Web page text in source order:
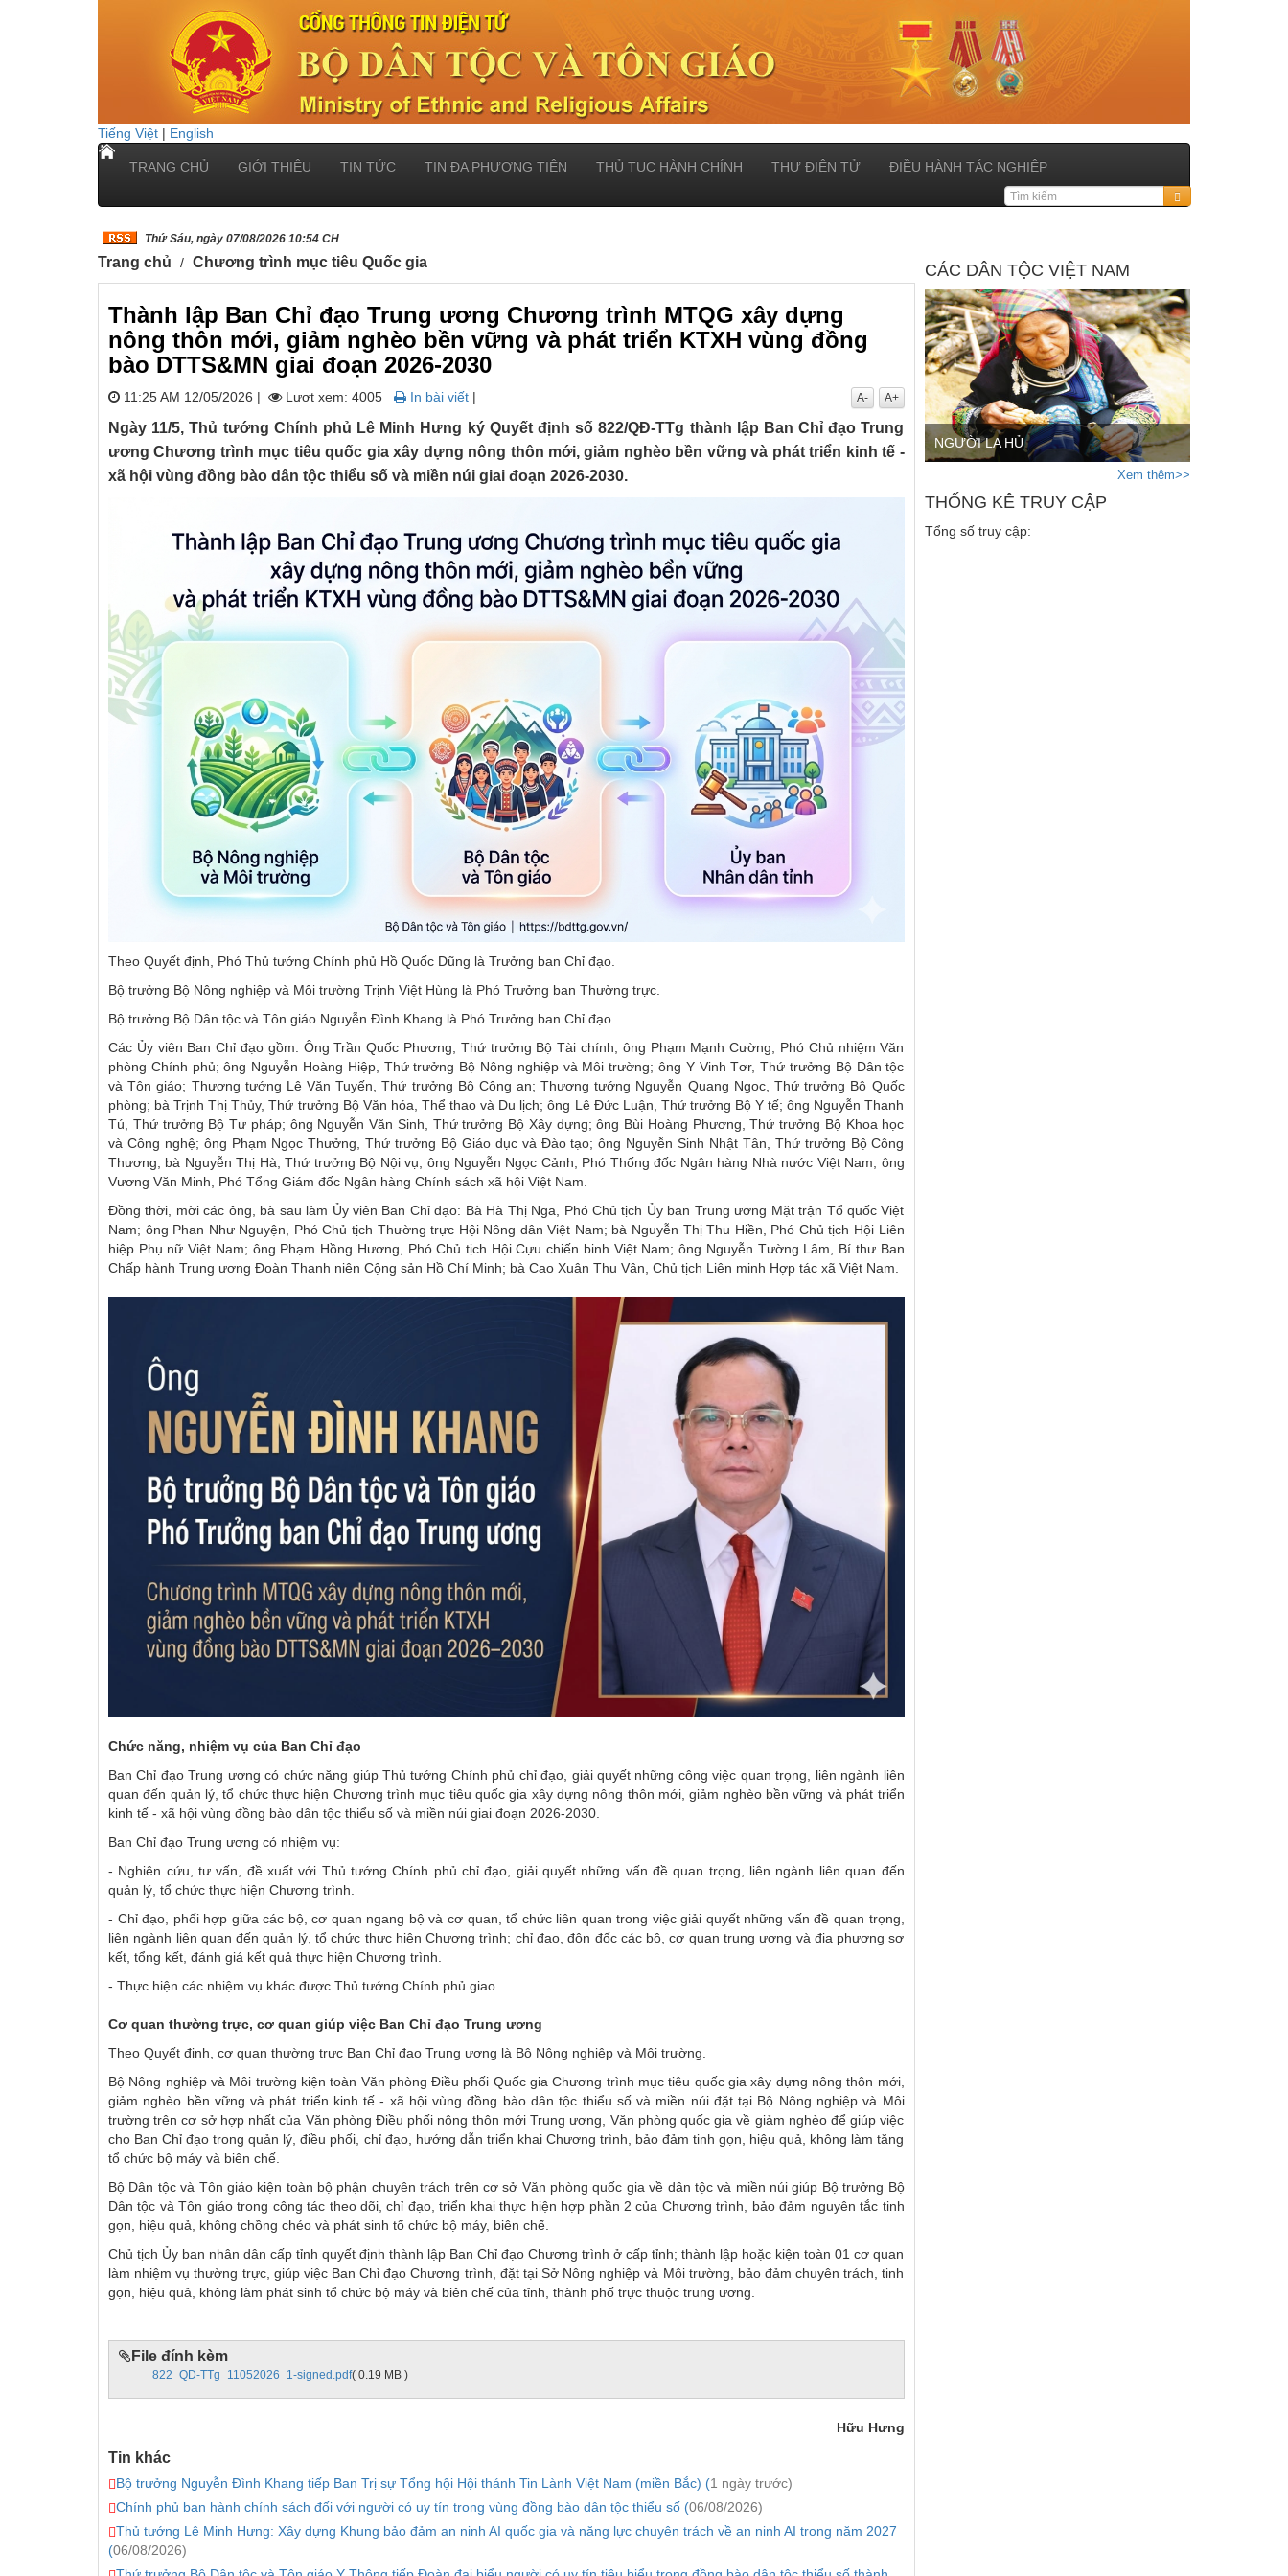
Tiếng Việt | English
TRANG CHỦ GIỚI THIỆU TIN TỨC TIN ĐA PHƯƠNG TIỆN THỦ TỤC HÀNH CHÍNH THƯ ĐIỆN TỬ ĐIỀU HÀNH TÁC NGHIỆP
Thứ Sáu, ngày 07/08/2026 10:54 CH
Trang chủ Chương trình mục tiêu Quốc gia
Thành lập Ban Chỉ đạo Trung ương Chương trình MTQG xây dựng
nông thôn mới, giảm nghèo bền vững và phát triển KTXH vùng đồng
bào DTTS&MN giai đoạn 2026-2030
11:25 AM 12/05/2026 | Lượt xem: 4005 In bài viết | A+
A-
Ngày 11/5, Thủ tướng Chính phủ Lê Minh Hưng ký Quyết định số 822/QĐ-TTg thành lập Ban Chỉ đạo Trung
ương Chương trình mục tiêu quốc gia xây dựng nông thôn mới, giảm nghèo bền vững và phát triển kinh tế -
xã hội vùng đồng bào dân tộc thiểu số và miền núi giai đoạn 2026-2030.
Theo Quyết định, Phó Thủ tướng Chính phủ Hồ Quốc Dũng là Trưởng ban Chỉ đạo.
Bộ trưởng Bộ Nông nghiệp và Môi trường Trịnh Việt Hùng là Phó Trưởng ban Thường trực.
Bộ trưởng Bộ Dân tộc và Tôn giáo Nguyễn Đình Khang là Phó Trưởng ban Chỉ đạo.
Các Ủy viên Ban Chỉ đạo gồm: Ông Trần Quốc Phương, Thứ trưởng Bộ Tài chính; ông Phạm Mạnh Cường, Phó Chủ nhiệm Văn
phòng Chính phủ; ông Nguyễn Hoàng Hiệp, Thứ trưởng Bộ Nông nghiệp và Môi trường; ông Y Vinh Tơr, Thứ trưởng Bộ Dân tộc
và Tôn giáo; Thượng tướng Lê Văn Tuyến, Thứ trưởng Bộ Công an; Thượng tướng Nguyễn Quang Ngọc, Thứ trưởng Bộ Quốc
phòng; bà Trịnh Thị Thủy, Thứ trưởng Bộ Văn hóa, Thể thao và Du lịch; ông Lê Đức Luận, Thứ trưởng Bộ Y tế; ông Nguyễn Thanh
Tú, Thứ trưởng Bộ Tư pháp; ông Nguyễn Văn Sinh, Thứ trưởng Bộ Xây dựng; ông Bùi Hoàng Phương, Thứ trưởng Bộ Khoa học
và Công nghệ; ông Phạm Ngọc Thưởng, Thứ trưởng Bộ Giáo dục và Đào tạo; ông Nguyễn Sinh Nhật Tân, Thứ trưởng Bộ Công
Thương; bà Nguyễn Thị Hà, Thứ trưởng Bộ Nội vụ; ông Nguyễn Ngọc Cảnh, Phó Thống đốc Ngân hàng Nhà nước Việt Nam; ông
Vương Văn Minh, Phó Tổng Giám đốc Ngân hàng Chính sách xã hội Việt Nam.
Đồng thời, mời các ông, bà sau làm Ủy viên Ban Chỉ đạo: Bà Hà Thị Nga, Phó Chủ tịch Ủy ban Trung ương Mặt trận Tổ quốc Việt
Nam; ông Phan Như Nguyện, Phó Chủ tịch Thường trực Hội Nông dân Việt Nam; bà Nguyễn Thị Thu Hiền, Phó Chủ tịch Hội Liên
hiệp Phụ nữ Việt Nam; ông Phạm Hồng Hương, Phó Chủ tịch Hội Cựu chiến binh Việt Nam; ông Nguyễn Tường Lâm, Bí thư Ban
Chấp hành Trung ương Đoàn Thanh niên Cộng sản Hồ Chí Minh; bà Cao Xuân Thu Vân, Chủ tịch Liên minh Hợp tác xã Việt Nam.
Chức năng, nhiệm vụ của Ban Chỉ đạo
Ban Chỉ đạo Trung ương có chức năng giúp Thủ tướng Chính phủ chỉ đạo, giải quyết những công việc quan trọng, liên ngành liên
quan đến quản lý, tổ chức thực hiện Chương trình mục tiêu quốc gia xây dựng nông thôn mới, giảm nghèo bền vững và phát triển
kinh tế - xã hội vùng đồng bào dân tộc thiểu số và miền núi giai đoạn 2026-2030.
Ban Chỉ đạo Trung ương có nhiệm vụ:
- Nghiên cứu, tư vấn, đề xuất với Thủ tướng Chính phủ chỉ đạo, giải quyết những vấn đề quan trọng, liên ngành liên quan đến
quản lý, tổ chức thực hiện Chương trình.
- Chỉ đạo, phối hợp giữa các bộ, cơ quan ngang bộ và cơ quan, tổ chức liên quan trong việc giải quyết những vấn đề quan trọng,
liên ngành liên quan đến quản lý, tổ chức thực hiện Chương trình; chỉ đạo, đôn đốc các bộ, cơ quan trung ương và địa phương sơ
kết, tổng kết, đánh giá kết quả thực hiện Chương trình.
- Thực hiện các nhiệm vụ khác được Thủ tướng Chính phủ giao.
Cơ quan thường trực, cơ quan giúp việc Ban Chỉ đạo Trung ương
Theo Quyết định, cơ quan thường trực Ban Chỉ đạo Trung ương là Bộ Nông nghiệp và Môi trường.
Bộ Nông nghiệp và Môi trường kiện toàn Văn phòng Điều phối Quốc gia Chương trình mục tiêu quốc gia xây dựng nông thôn mới,
giảm nghèo bền vững và phát triển kinh tế - xã hội vùng đồng bào dân tộc thiểu số và miền núi đặt tại Bộ Nông nghiệp và Môi
trường trên cơ sở hợp nhất của Văn phòng Điều phối nông thôn mới Trung ương, Văn phòng quốc gia về giảm nghèo để giúp việc
cho Ban Chỉ đạo trong quản lý, điều phối, chỉ đạo, hướng dẫn triển khai Chương trình, bảo đảm tinh gọn, hiệu quả, không làm tăng
tổ chức bộ máy và biên chế.
Bộ Dân tộc và Tôn giáo kiện toàn bộ phận chuyên trách trên cơ sở Văn phòng quốc gia về dân tộc và miền núi giúp Bộ trưởng Bộ
Dân tộc và Tôn giáo trong công tác theo dõi, chỉ đạo, triển khai thực hiện hợp phần 2 của Chương trình, bảo đảm nguyên tắc tinh
gọn, hiệu quả, không chồng chéo và phát sinh tổ chức bộ máy, biên chế.
Chủ tịch Ủy ban nhân dân cấp tỉnh quyết định thành lập Ban Chỉ đạo Chương trình ở cấp tỉnh; thành lập hoặc kiện toàn 01 cơ quan
làm nhiệm vụ thường trực, giúp việc Ban Chỉ đạo Chương trình, đặt tại Sở Nông nghiệp và Môi trường, bảo đảm chuyên trách, tinh
gọn, hiệu quả, không làm phát sinh tổ chức bộ máy và biên chế của tỉnh, thành phố trực thuộc trung ương.
File đính kèm
822_QD-TTg_11052026_1-signed.pdf( 0.19 MB )
Hữu Hưng
Tin khác
Bộ trưởng Nguyễn Đình Khang tiếp Ban Trị sự Tổng hội Hội thánh Tin Lành Việt Nam (miền Bắc) (1 ngày trước)
Chính phủ ban hành chính sách đối với người có uy tín trong vùng đồng bào dân tộc thiểu số (06/08/2026)
Thủ tướng Lê Minh Hưng: Xây dựng Khung bảo đảm an ninh AI quốc gia và năng lực chuyên trách về an ninh AI trong năm 2027
(06/08/2026)
CÁC DÂN TỘC VIỆT NAM
NGƯỜI LA HỦ
Xem thêm>>
THỐNG KÊ TRUY CẬP
Tổng số truy cập: